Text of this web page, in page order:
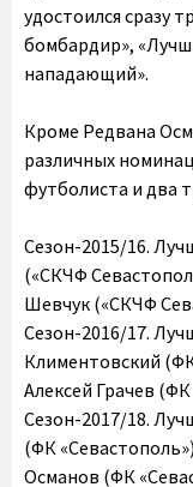
удостоился сразу
бомбардир»,
нападающий».
Кроме Редвана
различных
футболиста и два
Сезон-2015/16.
(«СКЧФ
Шевчук («СКЧФ
Сезон-2016/17.
Климентовский
Алексей Грачев
Сезон-2017/18.
(ФК
Османов (ФК